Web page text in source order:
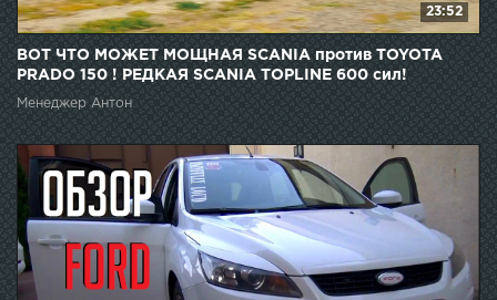
23:52
ВОТ ЧТО МОЖЕТ МОЩНАЯ SCANIA против TOYOTA
PRADO 150 ! РЕДКАЯ SCANIA TOPLINE 600 сил!
Менеджер Антон